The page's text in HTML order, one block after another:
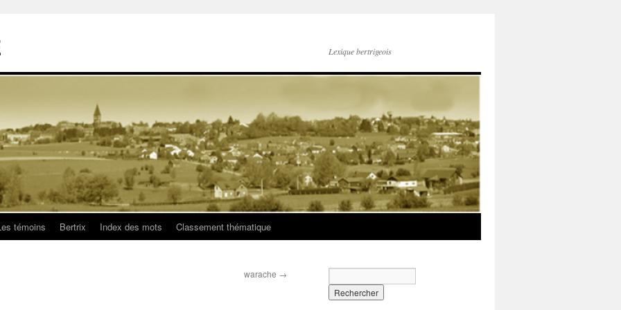
Lexique bertrigeois
témoins Bertrix Index des mots Classement thématique
warache →